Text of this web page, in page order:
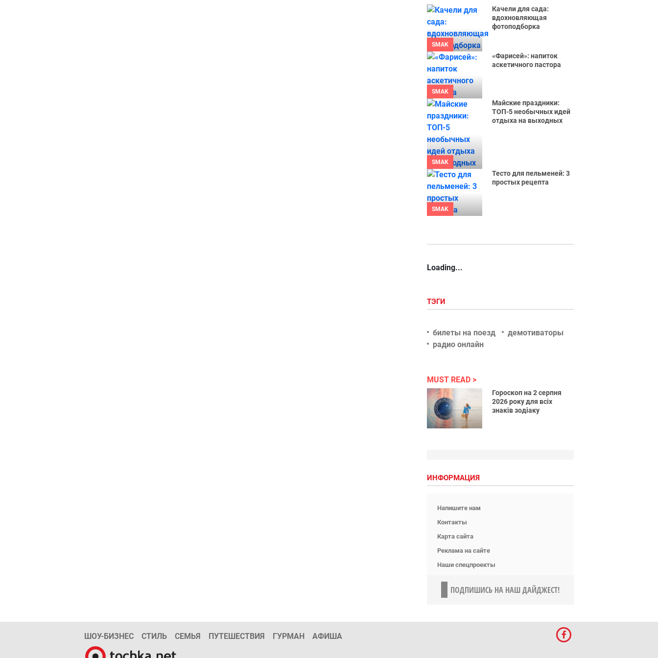
SMAK
Качели для сада:
вдохновляющая
фотоподборка
SMAK
«Фарисей»: напиток
аскетичного пастора
SMAK
Майские праздники:
ТОП-5 необычных идей
отдыха на выходных
SMAK
Тесто для пельменей: 3
простых рецепта
Loading...
ТЭГИ
билеты на поезд
демотиваторы
радио онлайн
MUST READ
Гороскоп на 2 серпня
2026 року для всіх
знаків зодіаку
ИНФОРМАЦИЯ
Напишите нам
Контакты
Карта сайта
Реклама на сайте
Наши спецпроекты
ПОДПИШИСЬ НА НАШ ДАЙДЖЕСТ!
ШОУ-БИЗНЕС СТИЛЬ СЕМЬЯ ПУТЕШЕСТВИЯ ГУРМАН АФИША